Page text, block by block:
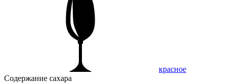
красное
Содержание сахара